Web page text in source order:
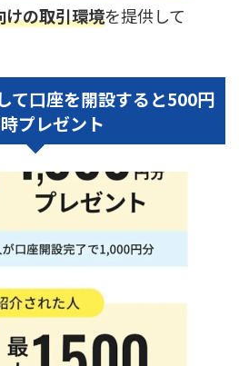
けの取引環境を提供して
て口座を開設すると500円
プレゼント